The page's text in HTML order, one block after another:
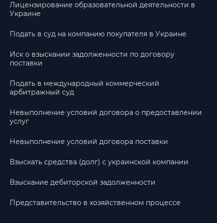
Лицензирование образовательной деятельности в
Украине
Подать в суд на компанию покупателя в Украине
Иск о взыскании задолженности по договору
поставки
Подать в международный коммерческий
арбитражный суд
Невыполнение условий договора о предоставлении
услуг
Невыполнение условий договора поставки
Взыскать средства (долг) с украинской компании
Взыскание дебиторской задолженности
Представительство в хозяйственном процессе